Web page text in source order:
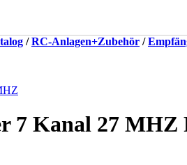
/RC-Anlagen+Zubehör /
7 Kanal 27 MHZ